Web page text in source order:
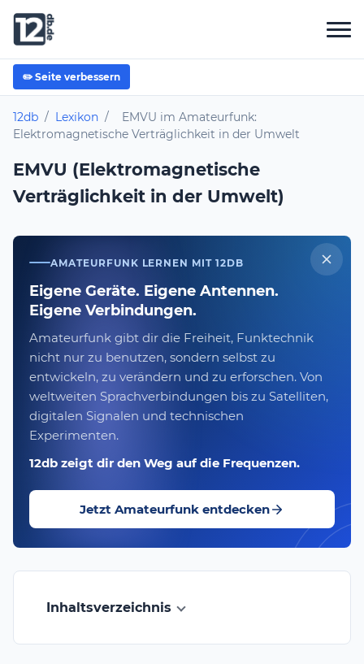
✏️ Seite verbessern
12db / Lexikon /
EMVU im Amateurfunk:
Elektromagnetische Verträglichkeit in der Umwelt
EMVU (Elektromagnetische
Verträglichkeit in der Umwelt)
AMATEURFUNK LERNEN MIT 12DB
Eigene Geräte. Eigene Antennen.
Eigene Verbindungen.
Amateurfunk gibt dir die Freiheit, Funktechnik
nicht nur zu benutzen, sondern selbst zu
entwickeln, zu verändern und zu erforschen. Von
weltweiten Sprachverbindungen bis zu Satelliten,
digitalen Signalen und technischen
Experimenten.
12db zeigt dir den Weg auf die Frequenzen.
Jetzt Amateurfunk entdecken
Inhaltsverzeichnis